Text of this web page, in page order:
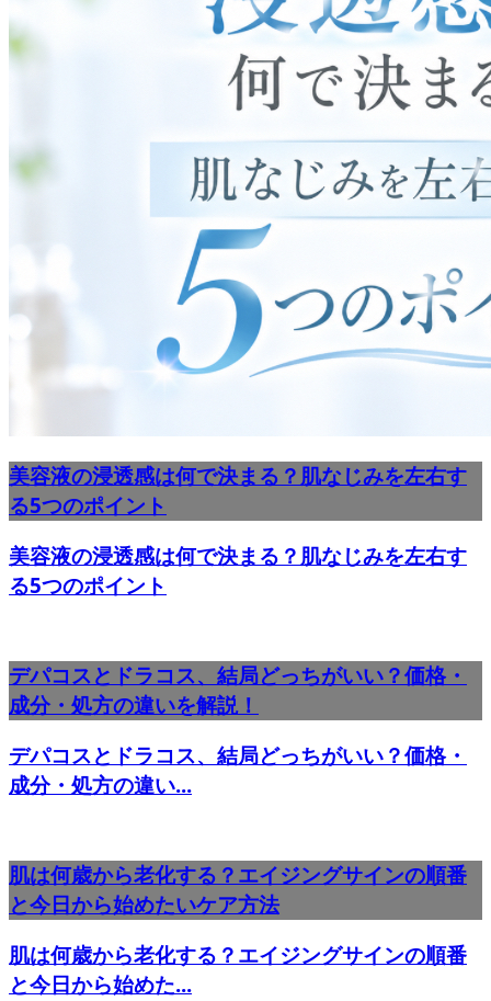
美容液の浸透感は何で決まる？肌なじみを左右す
る5つのポイント
美容液の浸透感は何で決まる？肌なじみを左右す
る5つのポイント
デパコスとドラコス、結局どっちがいい？価格・
成分・処方の違いを解説！
デパコスとドラコス、結局どっちがいい？価格・
成分・処方の違い...
肌は何歳から老化する？エイジングサインの順番
と今日から始めたいケア方法
肌は何歳から老化する？エイジングサインの順番
と今日から始めた...